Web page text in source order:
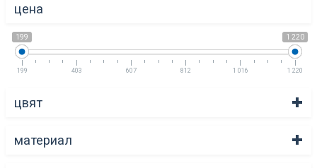
цена
199 1 220
199 403 607 812 1 016 1 220
цвят
материал